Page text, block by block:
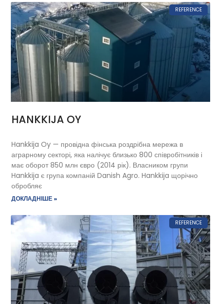
REFERENCE
HANKKIJA OY
Hankkija Oy — провідна фінська роздрібна мережа в
аграрному секторі, яка налічує близько 800 співробітників і
має оборот 850 млн євро (2014 рік). Власником групи
Hankkija є група компаній Danish Agro. Hankkija щорічно
обробляє
ДОКЛАДНІШЕ »
REFERENCE